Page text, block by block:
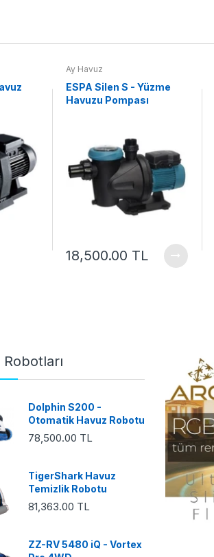
Ay Havuz
ESPA Silen S - Yüzme
Havuzu Pompası
18,500.00 TL
Dolphin S200 -
Otomatik Havuz Robotu
78,500.00 TL
TigerShark Havuz
Temizlik Robotu
81,363.00 TL
ZZ-RV 5480 iQ - Vortex